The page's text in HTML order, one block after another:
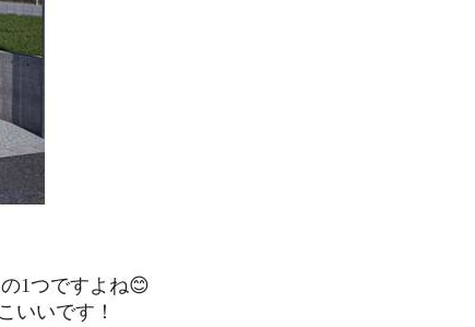
1つですよね😊
いいです！